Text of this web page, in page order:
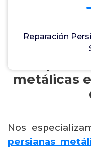
Reparación
metálicas
Nos
persianas